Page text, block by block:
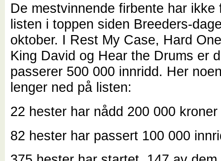
De mestvinnende firbente har ikke
listen i toppen siden Breeders-
oktober. I Rest My Case, Hard
King David og Hear the Drums er
passerer 500 000 innridd. Her
lenger ned på listen:
22 hester har nådd 200 000
82 hester har passert 100 000